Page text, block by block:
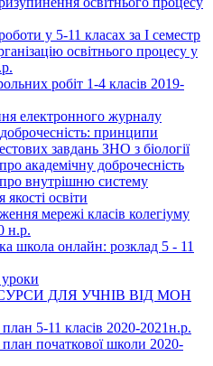
у 5-11 класах за І семестр
освітнього процесу у
робіт 1-4 класів 2019-
електронного журналу
принципи
завдань ЗНО з біології
академічну доброчесність
внутрішню систему
якості освіти
мережі класів колегіуму
н.р.
школа онлайн: розклад 5 - 11
ДЛЯ УЧНІВ ВІД МОН
5-11 класів 2020-2021н.р.
початкової школи 2020-